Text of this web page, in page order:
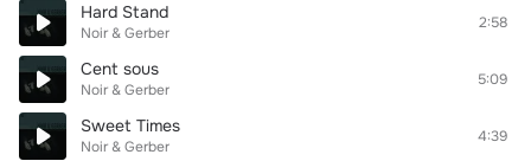
Hard Stand
Noir & Gerber
2:58
Cent sous
Noir & Gerber
5:09
Sweet Times
Noir & Gerber
4:39